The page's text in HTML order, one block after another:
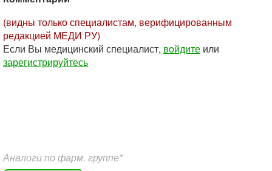
(видны только специалистам, верифицированным
редакцией МЕДИ РУ)
Если Вы медицинский специалист, войдите или
зарегистрируйтесь
Аналоги по фарм. группе*